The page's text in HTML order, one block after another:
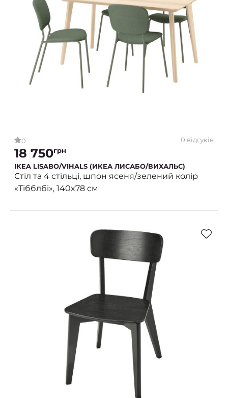
0 0 відгуків
18 750грн
IKEA LISABO/VIHALS (ИКЕА ЛИСАБО/ВИХАЛЬС)
Стіл та 4 стільці, шпон ясеня/зелений колір
«Тібблбі», 140x78 см